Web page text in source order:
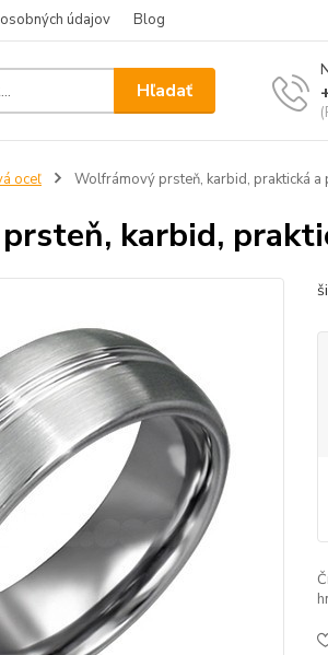
údajov Blog
Hľadať
oceľ Wolfrámový prsteň, karbid, praktická a
karbid,